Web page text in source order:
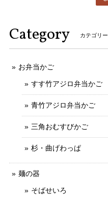
Category カテゴリー
お弁当かご
すす竹アジロ弁当かご
青竹アジロ弁当かご
三角おむすびかご
杉・曲げわっぱ
麺の器
そばせいろ